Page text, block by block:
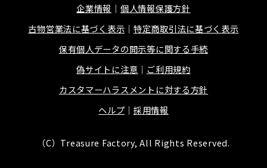
企業情報
個人情報保護方針
古物営業法に基づく表示
特定商取引法に基づく表示
保有個人データの開示等に関する手続
偽サイトに注意
ご利用規約
カスタマーハラスメントに対する方針
ヘルプ
採用情報
（C）Treasure Factory, All Rights Reserved.